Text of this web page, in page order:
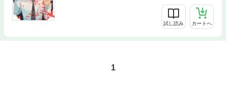
試し読み カートへ
1